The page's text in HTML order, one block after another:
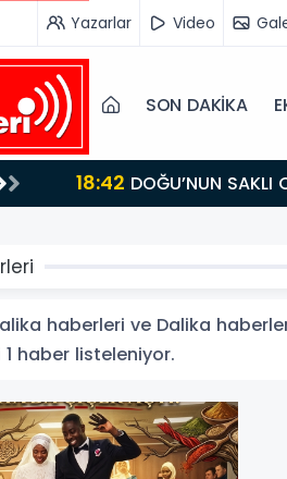
Yazarlar Video
SON DAKİKA
18:42
KÜLTÜRÜNÜN BULUŞMA
haberleri ve Dalika
haber listeleniyor.